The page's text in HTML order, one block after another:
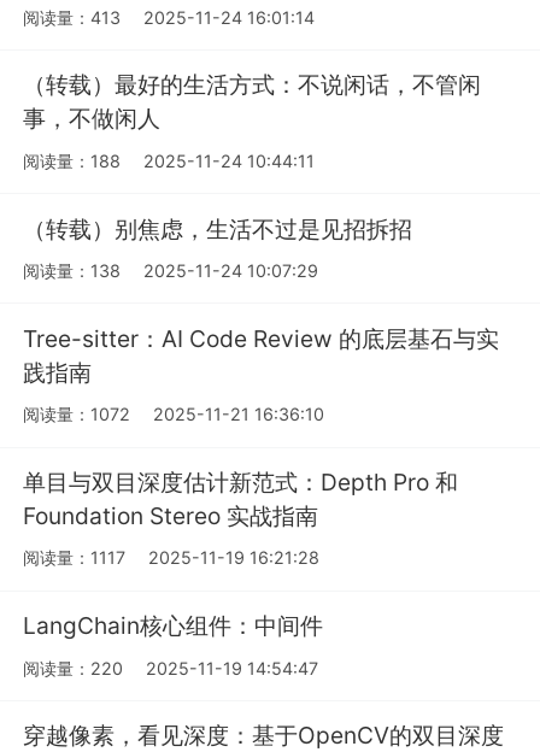
阅读量：413 2025-11-24 16:01:14
（转载）最好的生活方式：不说闲话，不管闲
事，不做闲人
阅读量：188 2025-11-24 10:44:11
（转载）别焦虑，生活不过是见招拆招
阅读量：138 2025-11-24 10:07:29
Tree-sitter：AI Code Review 的底层基石与实
践指南
阅读量：1072 2025-11-21 16:36:10
单目与双目深度估计新范式：Depth Pro 和
Foundation Stereo 实战指南
阅读量：1117 2025-11-19 16:21:28
LangChain核心组件：中间件
阅读量：220 2025-11-19 14:54:47
穿越像素，看见深度：基于OpenCV的双目深度